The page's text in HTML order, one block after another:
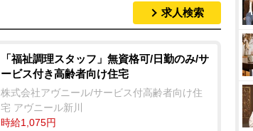
求人検索
「福祉調理スタッフ」無資格可/日勤のみ/サ
ービス付き高齢者向け住宅
株式会社アヴニール/サービス付高齢者向け住
宅 アヴニール新川
時給1,075円